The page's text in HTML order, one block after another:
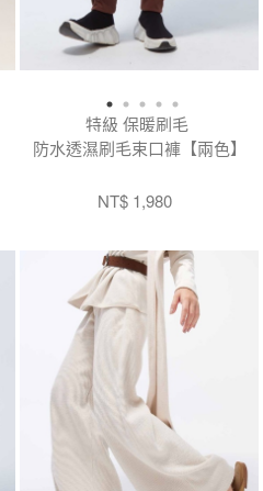
特級 保暖刷毛
防水透濕刷毛束口褲【兩色】
NT$ 1,980